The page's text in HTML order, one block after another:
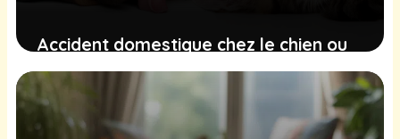
Accident domestique chez le chien ou
le chat : comment réagir
immédiatement ?
6 mars 2026